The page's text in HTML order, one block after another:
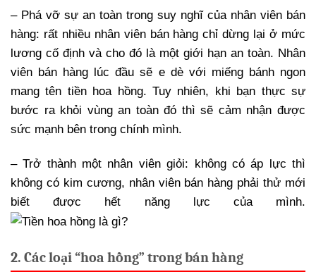
– Phá vỡ sự an toàn trong suy nghĩ của nhân viên bán
hàng: rất nhiều nhân viên bán hàng chỉ dừng lại ở mức
lương cố định và cho đó là một giới hạn an toàn. Nhân
viên bán hàng lúc đầu sẽ e dè với miếng bánh ngon
mang tên tiền hoa hồng. Tuy nhiên, khi bạn thực sự
bước ra khỏi vùng an toàn đó thì sẽ cảm nhận được
sức mạnh bên trong chính mình.
– Trở thành một nhân viên giỏi: không có áp lực thì
không có kim cương, nhân viên bán hàng phải thử mới
biết được hết năng lực của mình.
2. Các loại “hoa hồng” trong bán hàng